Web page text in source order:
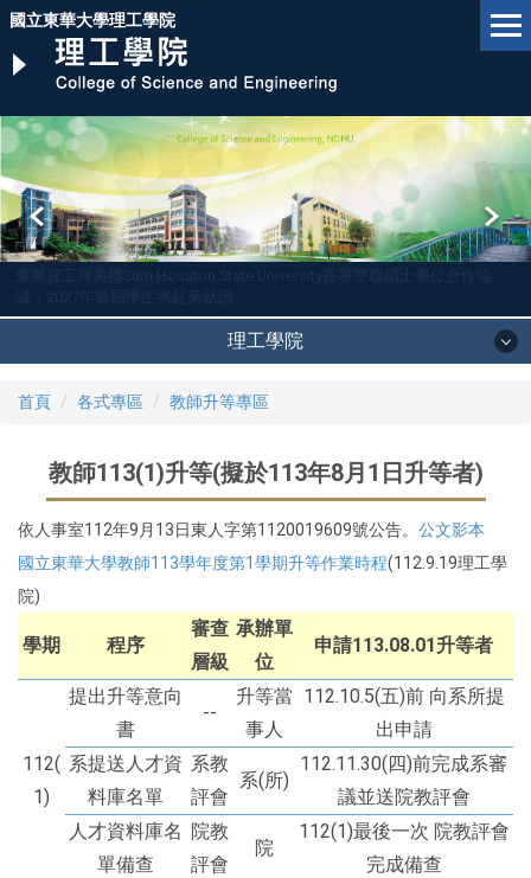
跳
主
內
區
國立東華大學理工學院
理工學院
首頁 各式專區 教師升等專區
教師113(1)升等(擬於113年8月1日升等者)
依人事室112年9月13日東人字第1120019609號公告。 公文影本
國立東華大學教師113學年度第1學期升等作業時程(112.9.19理工學
院)
學期 程序
審查
層級
承辦單
位
申請113.08.01升等者
112(
1)
提出升等意向
書
--
升等當
事人
112.10.5(五)前 向系所提
出申請
系提送人才資
料庫名單
系教
評會
系(所)
112.11.30(四)前完成系審
議並送院教評會
人才資料庫名
單備查
院教
評會
院
112(1)最後一次 院教評會
完成備查